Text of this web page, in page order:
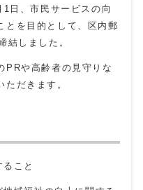
日、市民サービスの向
とを目的として、区内郵
結しました。
や高齢者の見守りな
ただきます。
こと